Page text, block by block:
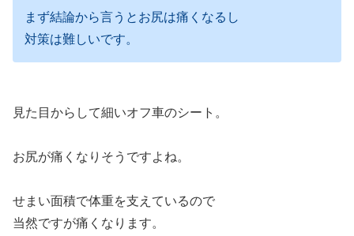
まず結論から言うとお尻は痛くなるし
対策は難しいです。
見た目からして細いオフ車のシート。
お尻が痛くなりそうですよね。
せまい面積で体重を支えているので
当然ですが痛くなります。